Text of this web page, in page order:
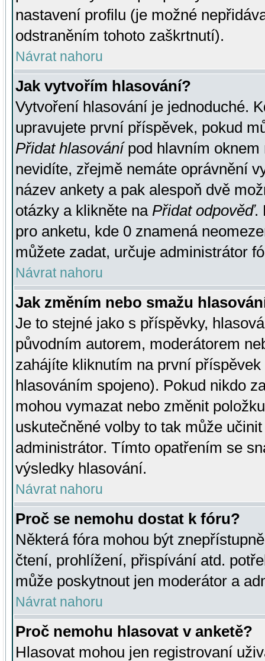
nastavení profilu (je možné
odstraněním tohoto zaškrtnutí).
Návrat nahoru
Jak vytvořím hlasování?
Vytvoření hlasování je jednoduché.
upravujete první příspěvek, pokud
Přidat hlasovánípod hlavním oknem
nevidíte, zřejmě nemáte oprávnění
název ankety a pak alespoň dvě
otázky a klikněte na Přidat odpověď.
pro anketu, kde 0 znamená
můžete zadat, určuje administrátor
Návrat nahoru
Jak změním nebo smažu
Je to stejné jako s příspěvky,
původním autorem, moderátorem
zahájíte kliknutím na první
hlasováním spojeno). Pokud nikdo
mohou vymazat nebo změnit
uskutečněné volby to tak může
administrátor. Tímto opatřením se
výsledky hlasování.
Návrat nahoru
Proč se nemohu dostat k fóru?
Některá fóra mohou být
čtení, prohlížení, přispívání atd.
může poskytnout jen moderátor a
Návrat nahoru
Proč nemohu hlasovat v anketě?
Hlasovat mohou jen registrovaní